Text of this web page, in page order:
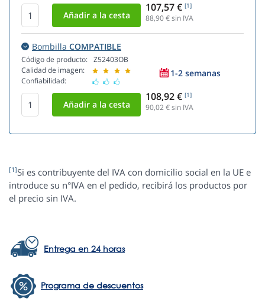
107,57 € [1]
88,90€ sin IVA
Bombilla COMPATIBLE
Código de producto:
Calidad de imagen:
Confiabilidad:
Z52403OB
1-2 semanas
108,92 € [1]
90,02€ sin IVA
[1]Si es contribuyente del IVA con domicilio social en la UE e
introduce su n°IVA en el pedido, recibirá los productos por
el precio sin IVA.
Entrega en 24 horas
Programa de descuentos